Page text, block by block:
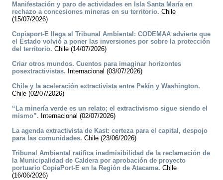
Manifestación y paro de actividades en Isla Santa María en
rechazo a concesiones mineras en su territorio. Chile
(15/07/2026)
Copiaport-E llega al Tribunal Ambiental: CODEMAA advierte que
el Estado volvió a poner las inversiones por sobre la protección
del territorio. Chile (14/07/2026)
Criar otros mundos. Cuentos para imaginar horizontes
posextractivistas. Internacional (03/07/2026)
Chile y la aceleración extractivista entre Pekín y Washington.
Chile (02/07/2026)
“La minería verde es un relato; el extractivismo sigue siendo el
mismo”. Internacional (02/07/2026)
La agenda extractivista de Kast: certeza para el capital, despojo
para las comunidades. Chile (23/06/2026)
Tribunal Ambiental ratifica inadmisibilidad de la reclamación de
la Municipalidad de Caldera por aprobación de proyecto
portuario CopiaPort-E en la Región de Atacama. Chile
(16/06/2026)